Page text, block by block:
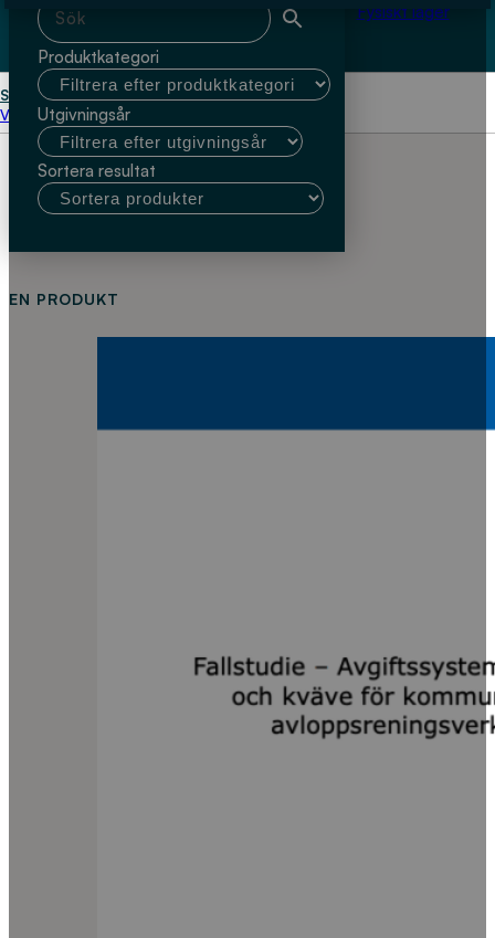
Fysiskt lager
Start Malmaeus M
Välj kundtyp
Produktkategori
Utgivningsår
Sortera resultat
EN PRODUKT